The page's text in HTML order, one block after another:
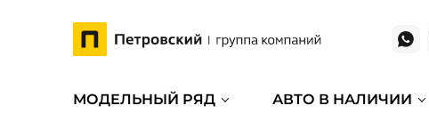
МОДЕЛЬНЫЙ РЯД АВТО В НАЛИЧИИ